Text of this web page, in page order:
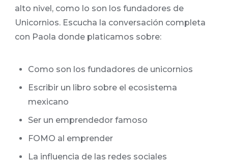
alto nivel, como lo son los fundadores de
Unicornios. Escucha la conversación completa
con Paola donde platicamos sobre:
Como son los fundadores de unicornios
Escribir un libro sobre el ecosistema
mexicano
Ser un emprendedor famoso
FOMO al emprender
La influencia de las redes sociales